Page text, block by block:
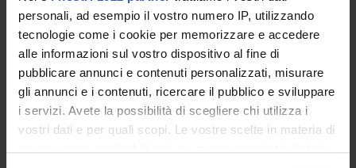
personali, ad esempio il vostro numero IP, utilizzando
tecnologie come i cookie per memorizzare e accedere
alle informazioni sul vostro dispositivo al fine di
pubblicare annunci e contenuti personalizzati, misurare
gli annunci e i contenuti, ricercare il pubblico e sviluppare
i servizi. Avete la possibilità di scegliere chi utilizza i
vostri dati e per quali scopi. Le vostre scelte in materia di
Personale di spin-off
Francesca Marini
Mara Mazzola
SEZIONI